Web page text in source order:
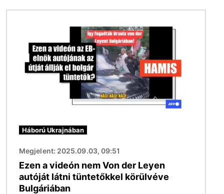
Háború Ukrajnában
Megjelent: 2025.09.03, 09:51
Ezen a videón nem Von der Leyen
autóját látni tüntetőkkel körülvéve
Bulgáriában